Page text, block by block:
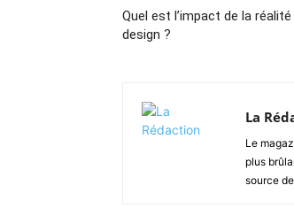
Quel est l’impact de la
design ?
La
Le
plus
source